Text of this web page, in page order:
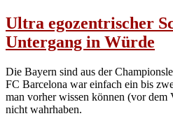
Ultra egozentrischer
Untergang in Würde
Die Bayern sind aus der
FC Barcelona war einfach ein bis
man vorher wissen können (vor
nicht wahrhaben.